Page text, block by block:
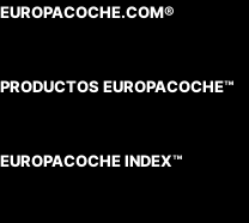
EUROPACOCHE.COM®
PRODUCTOS EUROPACOCHE™
EUROPACOCHE INDEX™